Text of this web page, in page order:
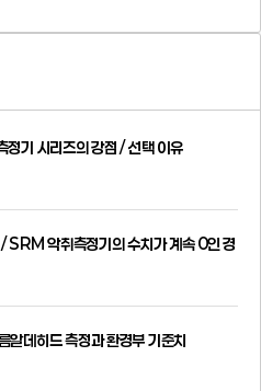
기 시리즈의 강점 / 선택 이유
악취측정기의 수치가 계속 0인 경
알데히드 측정과 환경부 기준치